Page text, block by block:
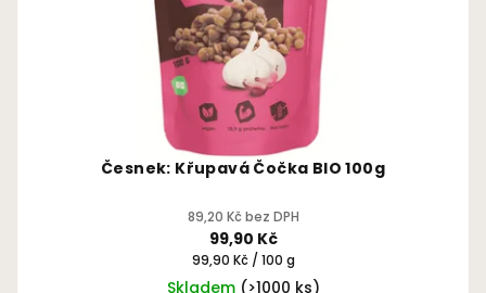
Česnek: Křupavá Čočka BIO 100g
89,20 Kč bez DPH
99,90 Kč
Měrná
cena:
99,90 Kč / 100 g
Skladem (>1000 ks)